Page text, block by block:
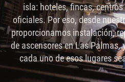
isla: hoteles, fincas,
oficiales. Por eso, desde
proporcionamos instalación,
de ascensores en Las
cada uno de esos lugares